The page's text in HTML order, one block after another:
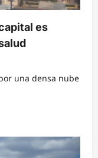
es
una densa nube